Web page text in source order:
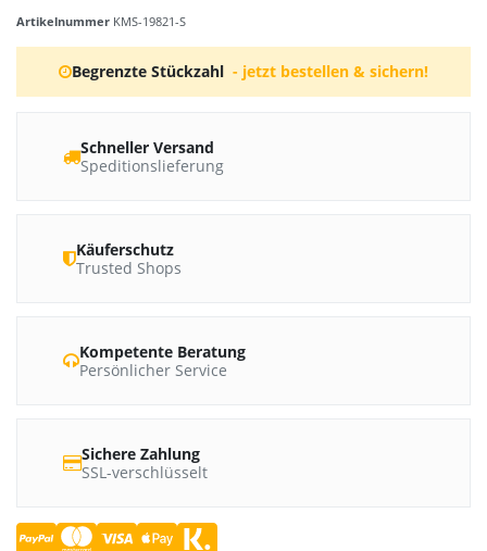
Artikelnummer KMS-19821-S
Begrenzte Stückzahl - jetzt bestellen & sichern!
Schneller Versand
Speditionslieferung
Käuferschutz
Trusted Shops
Kompetente Beratung
Persönlicher Service
Sichere Zahlung
SSL-verschlüsselt